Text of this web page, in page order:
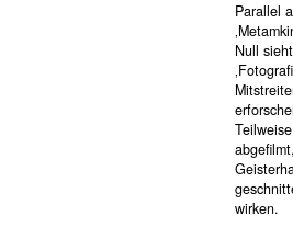
Parallel
Null
wirken.